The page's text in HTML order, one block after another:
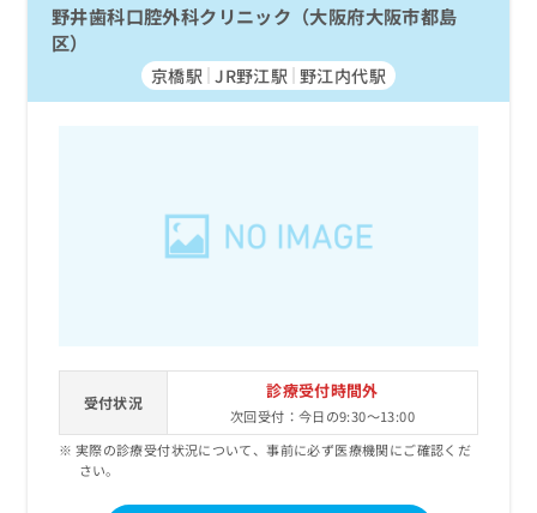
野井歯科口腔外科クリニック（大阪府大阪市都島
区）
京橋駅 JR野江駅 野江内代駅
受付状況
診療受付時間外
次回受付：今日の9:30～13:00
実際の診療受付状況について、事前に必ず医療機関にご確認くだ
さい。